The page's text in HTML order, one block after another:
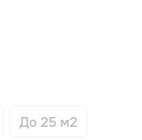
До 25 м2